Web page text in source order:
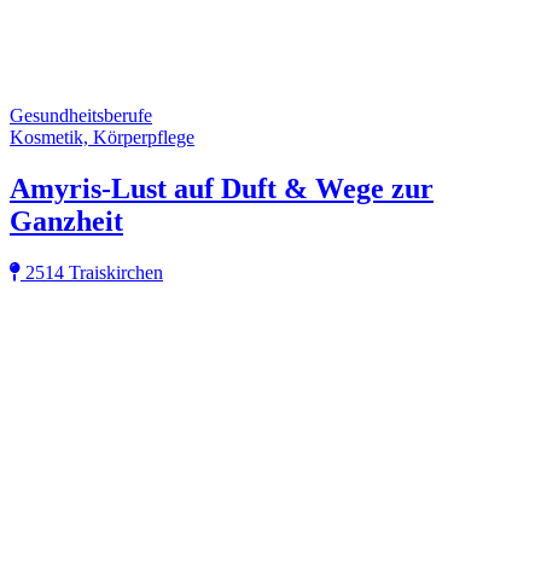
Gesundheitsberufe
Kosmetik, Körperpflege
Amyris-Lust auf Duft & Wege zur
Ganzheit
2514 Traiskirchen